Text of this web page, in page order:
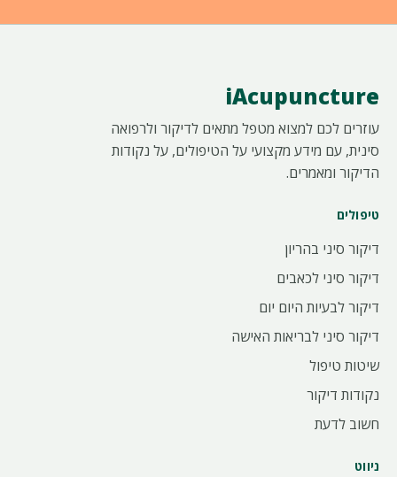
iAcupuncture
עוזרים לכם למצוא מטפל מתאים לדיקור ולרפואה
סינית, עם מידע מקצועי על הטיפולים, על נקודות
הדיקור ומאמרים.
טיפולים
דיקור סיני בהריון
דיקור סיני לכאבים
דיקור לבעיות היום יום
דיקור סיני לבריאות האישה
שיטות טיפול
נקודות דיקור
חשוב לדעת
ניווט